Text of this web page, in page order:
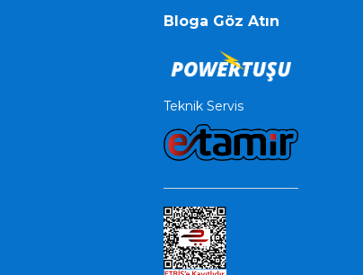
Bloga Göz Atın
Teknik Servis